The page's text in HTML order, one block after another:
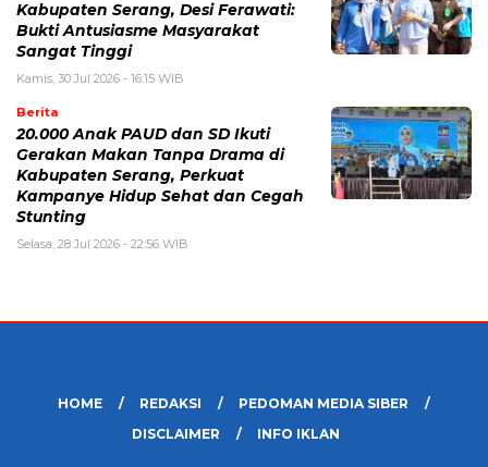
Kabupaten Serang, Desi Ferawati:
Bukti Antusiasme Masyarakat
Sangat Tinggi
Kamis, 30 Jul 2026 - 16:15 WIB
Berita
20.000 Anak PAUD dan SD Ikuti
Gerakan Makan Tanpa Drama di
Kabupaten Serang, Perkuat
Kampanye Hidup Sehat dan Cegah
Stunting
Selasa, 28 Jul 2026 - 22:56 WIB
HOME REDAKSI
PEDOMAN MEDIA SIBER
DISCLAIMER
INFO IKLAN